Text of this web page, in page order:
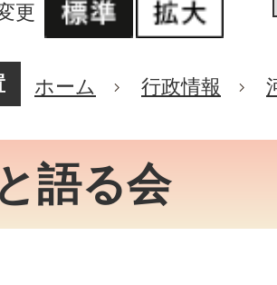
更
ホーム 行政情報
語る会